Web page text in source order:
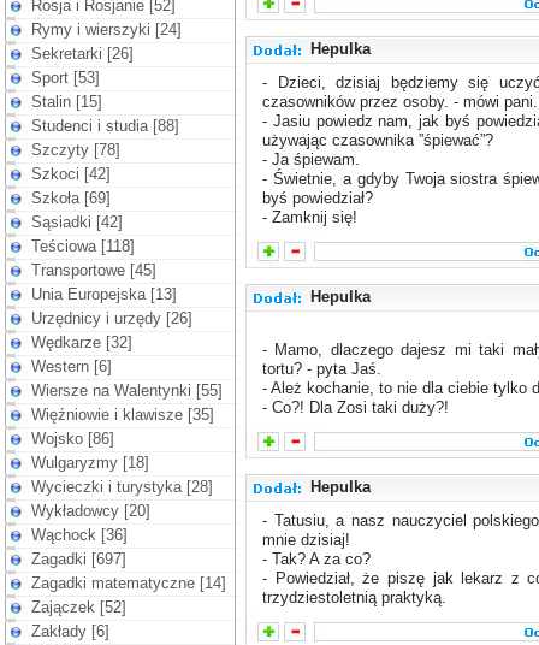
Rosja i Rosjanie [52]
Rymy i wierszyki [24]
Sekretarki [26]
Sport [53]
Stalin [15]
Studenci i studia [88]
Szczyty [78]
Szkoci [42]
Szkoła [69]
Sąsiadki [42]
Teściowa [118]
Transportowe [45]
Unia Europejska [13]
Urzędnicy i urzędy [26]
Wędkarze [32]
Western [6]
Wiersze na Walentynki [55]
Więźniowie i klawisze [35]
Wojsko [86]
Wulgaryzmy [18]
Wycieczki i turystyka [28]
Wykładowcy [20]
Wąchock [36]
Zagadki [697]
Zagadki matematyczne [14]
Zajączek [52]
Zakłady [6]
Hepulka
- Dzieci, dzisiaj będziemy się
czasowników przez osoby. - mówi pani.
- Jasiu powiedz nam, jak byś
używając czasownika ”śpiewać”?
- Ja śpiewam.
- Świetnie, a gdyby Twoja siostra
byś powiedział?
- Zamknij się!
Hepulka
- Mamo, dlaczego dajesz mi taki
tortu? - pyta Jaś.
- Ależ kochanie, to nie dla ciebie tylko
- Co?! Dla Zosi taki duży?!
Hepulka
- Tatusiu, a nasz nauczyciel polskiego
mnie dzisiaj!
- Tak? A za co?
- Powiedział, że piszę jak lekarz z
trzydziestoletnią praktyką.